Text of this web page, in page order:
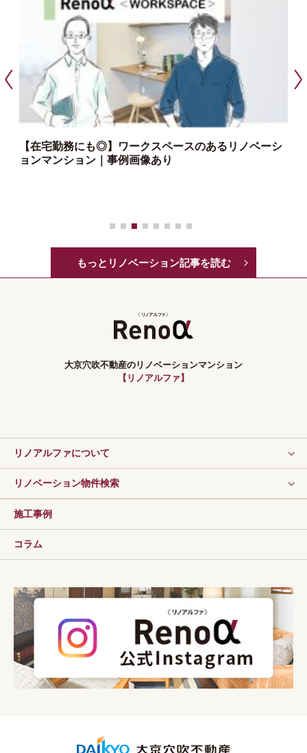
【在宅勤務にも◎】ワークスペースのあるリノベーシ
ョンマンション｜事例画像あり
もっとリノベーション記事を読む
大京穴吹不動産のリノベーションマンション
【リノアルファ】
リノアルファについて
リノベーション物件検索
施工事例
コラム